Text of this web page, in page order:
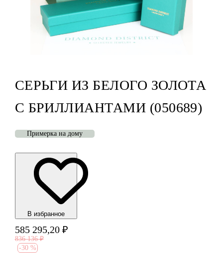
СЕРЬГИ ИЗ БЕЛОГО ЗОЛОТА
С БРИЛЛИАНТАМИ (050689)
Примерка на дому
В избранноe
585 295,20 ₽
836 136 ₽
-30 %